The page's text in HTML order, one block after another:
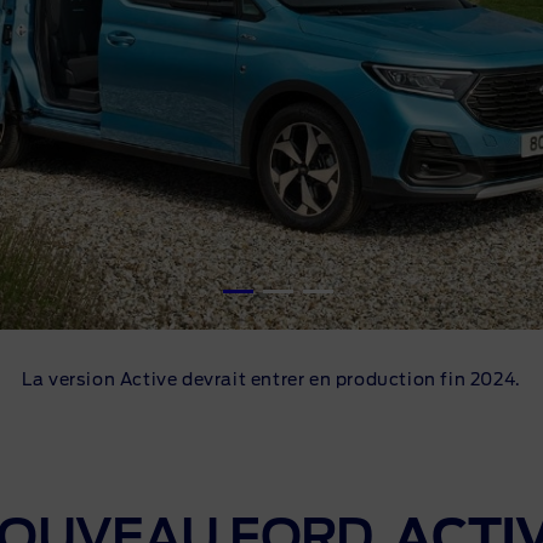
La version Active devrait entrer en production fin 2024.